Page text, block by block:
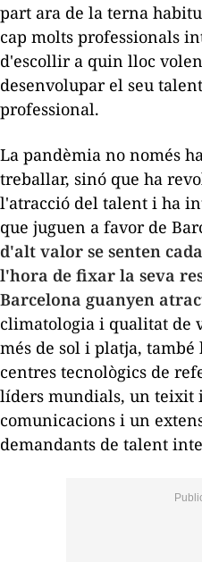
part ara de la terna
cap molts professionals
d'escollir a quin lloc
desenvolupar el seu
professional.
La pandèmia no només
treballar, sinó que ha
l'atracció del talent i ha
que juguen a favor de
d'alt valor se senten
l'hora de fixar la seva
Barcelona guanyen
climatologia i qualitat de
més de sol i platja,
centres tecnològics de
líders mundials, un teixit
comunicacions i un
demandants de talent